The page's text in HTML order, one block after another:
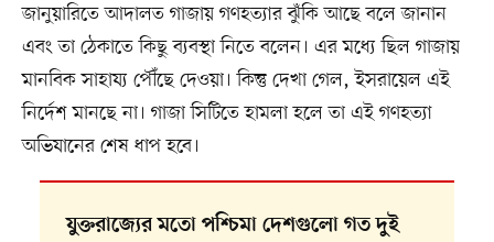
জানুয়ারিতে আদালত গাজায় গণহত্যার ঝুঁকি আছে বলে জানান
এবং তা ঠেকাতে কিছু ব্যবস্থা নিতে বলেন। এর মধ্যে ছিল গাজায়
মানবিক সাহায্য পৌঁছে দেওয়া। কিন্তু দেখা গেল, ইসরায়েল এই
নির্দেশ মানছে না। গাজা সিটিতে হামলা হলে তা এই গণহত্যা
অভিযানের শেষ ধাপ হবে।
যুক্তরাজ্যের মতো পশ্চিমা দেশগুলো গত দুই